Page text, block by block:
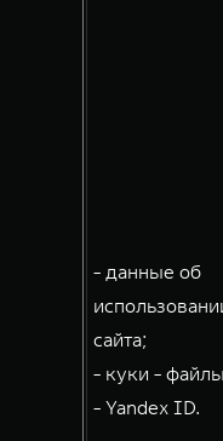
- данные об
сайта;
- куки -
- Yandex ID.